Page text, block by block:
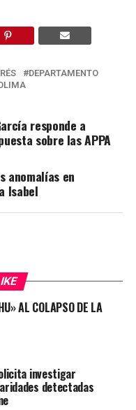
DEPARTAMENTO
responde a
sobre las APPA
anomalías en
Isabel
AL COLAPSO DE LA
investigar
detectadas